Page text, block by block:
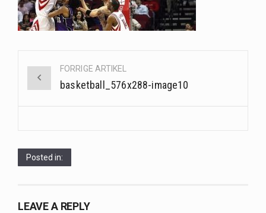
navigationFORRIGE ARTIKEL
basketball_576x288-image10
Posted in:
LEAVE A REPLY